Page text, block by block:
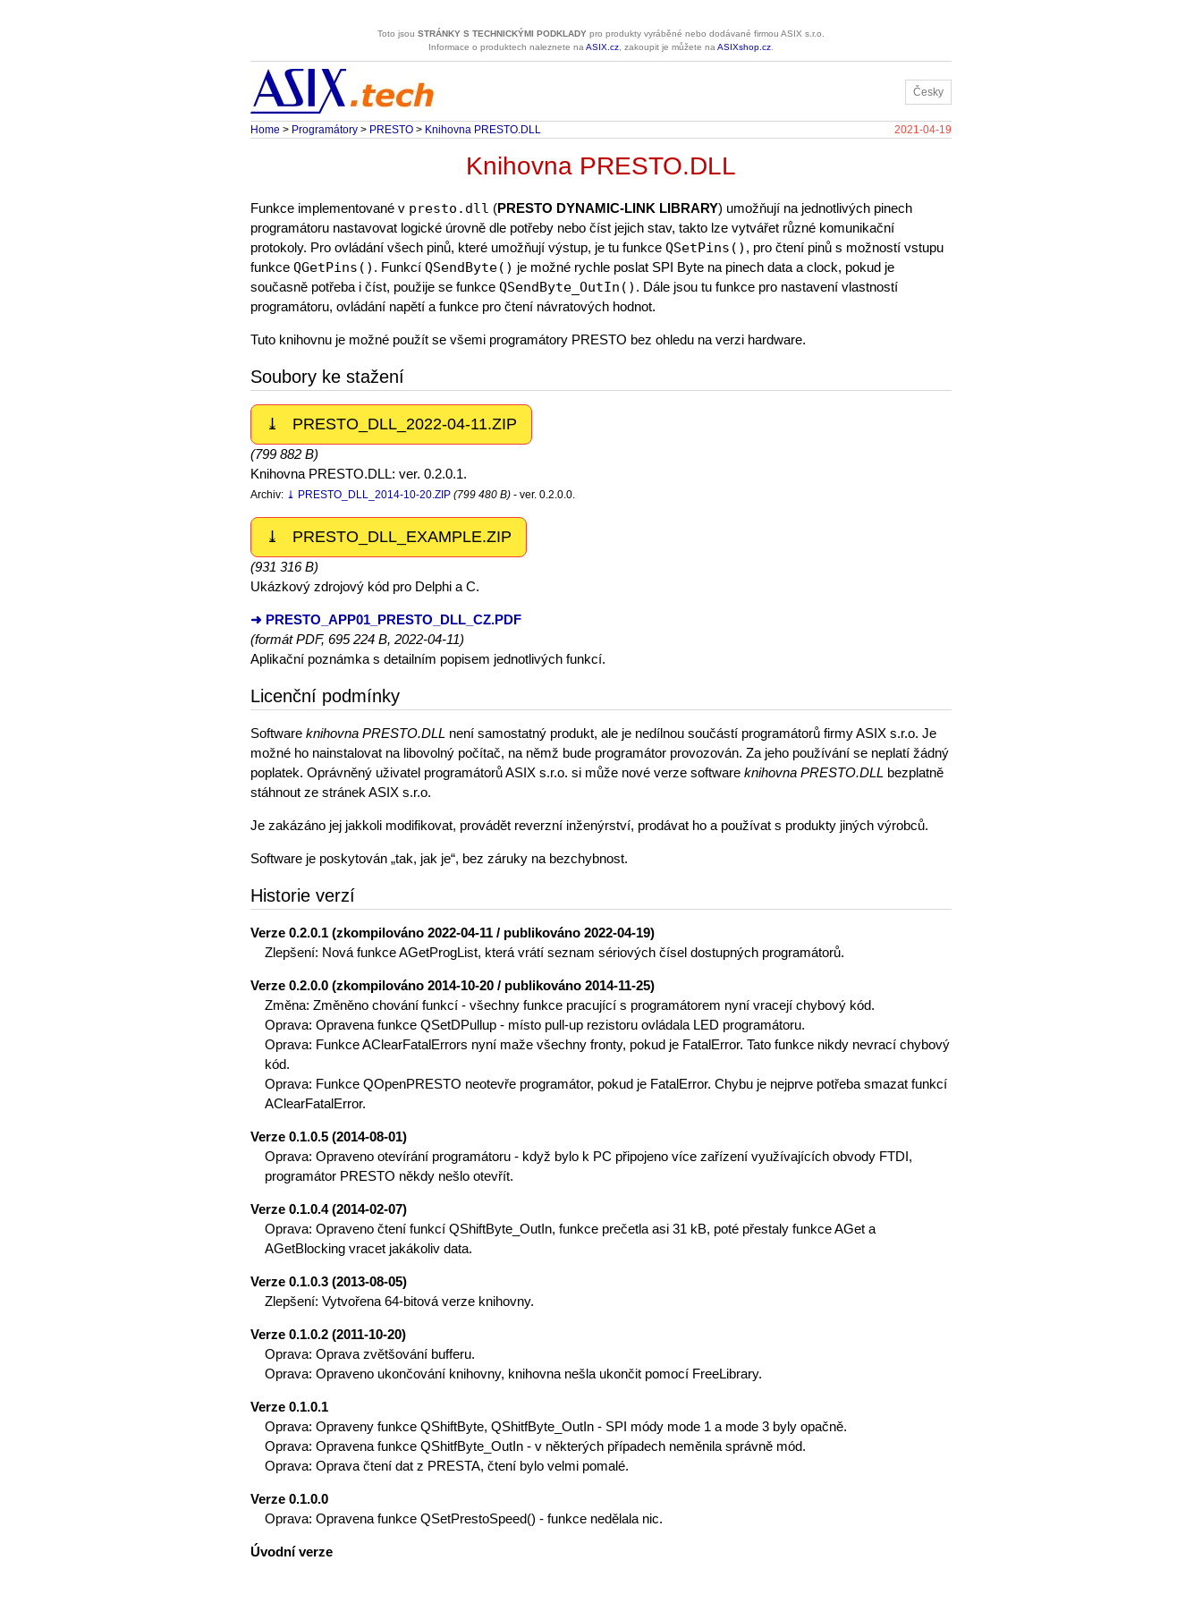
Toto jsou STRÁNKY S TECHNICKÝMI PODKLADY pro produkty vyráběné nebo dodávané firmou ASIX s.r.o.
Informace o produktech naleznete na ASIX.cz , zakoupit je můžete na ASIXshop.cz
Česky
Home > Programátory > PRESTO > Knihovna PRESTO.DLL 2021-04-19
Knihovna PRESTO.DLL
Funkce implementované v presto.dll (PRESTO DYNAMIC-LINK LIBRARY) umožňují na jednotlivých pinech
programátoru nastavovat logické úrovně dle potřeby nebo číst jejich stav, takto lze vytvářet různé komunikační
protokoly. Pro ovládání všech pinů, které umožňují výstup, je tu funkce QSetPins() , pro čtení pinů s možností vstupu
funkce QGetPins() . Funkcí QSendByte() je možné rychle poslat SPI Byte na pinech data a clock, pokud je
současně potřeba i číst, použije se funkce QSendByte_OutIn() . Dále jsou tu funkce pro nastavení vlastností
programátoru, ovládání napětí a funkce pro čtení návratových hodnot.
Tuto knihovnu je možné použít se všemi programátory PRESTO bez ohledu na verzi hardware.
Soubory ke stažení
⤓ PRESTO_DLL_2022-04-11.ZIP
(799 882 B)
Knihovna PRESTO.DLL: ver. 0.2.0.1.
Archiv: ⤓ PRESTO_DLL_2014-10-20.ZIP (799 480 B) - ver. 0.2.0.0.
⤓ PRESTO_DLL_EXAMPLE.ZIP
(931 316 B)
Ukázkový zdrojový kód pro Delphi a C.
➜ PRESTO_APP01_PRESTO_DLL_CZ.PDF
(formát PDF, 695 224 B, 2022-04-11)
Aplikační poznámka s detailním popisem jednotlivých funkcí.
Licenční podmínky
Software knihovna PRESTO.DLL není samostatný produkt, ale je nedílnou součástí programátorů firmy ASIX s.r.o. Je
možné ho nainstalovat na libovolný počítač, na němž bude programátor provozován. Za jeho používání se neplatí žádný
poplatek. Oprávněný uživatel programátorů ASIX s.r.o. si může nové verze software knihovna PRESTO.DLL bezplatně
stáhnout ze stránek ASIX s.r.o.
Je zakázáno jej jakkoli modifikovat, provádět reverzní inženýrství, prodávat ho a používat s produkty jiných výrobců.
Software je poskytován „tak, jak je“, bez záruky na bezchybnost.
Historie verzí
Verze 0.2.0.1 (zkompilováno 2022-04-11 / publikováno 2022-04-19)
Zlepšení: Nová funkce AGetProgList, která vrátí seznam sériových čísel dostupných programátorů.
Verze 0.2.0.0 (zkompilováno 2014-10-20 / publikováno 2014-11-25)
Změna: Změněno chování funkcí - všechny funkce pracující s programátorem nyní vracejí chybový kód.
Oprava: Opravena funkce QSetDPullup - místo pull-up rezistoru ovládala LED programátoru.
Oprava: Funkce AClearFatalErrors nyní maže všechny fronty, pokud je FatalError. Tato funkce nikdy nevrací chybový
kód.
Oprava: Funkce QOpenPRESTO neotevře programátor, pokud je FatalError. Chybu je nejprve potřeba smazat funkcí
AClearFatalError.
Verze 0.1.0.5 (2014-08-01)
Oprava: Opraveno otevírání programátoru - když bylo k PC připojeno více zařízení využívajících obvody FTDI,
programátor PRESTO někdy nešlo otevřít.
Verze 0.1.0.4 (2014-02-07)
Oprava: Opraveno čtení funkcí QShiftByte_OutIn, funkce prečetla asi 31 kB, poté přestaly funkce AGet a
AGetBlocking vracet jakákoliv data.
Verze 0.1.0.3 (2013-08-05)
Zlepšení: Vytvořena 64-bitová verze knihovny.
Verze 0.1.0.2 (2011-10-20)
Oprava: Oprava zvětšování bufferu.
Oprava: Opraveno ukončování knihovny, knihovna nešla ukončit pomocí FreeLibrary.
Verze 0.1.0.1
Oprava: Opraveny funkce QShiftByte, QShitfByte_OutIn - SPI módy mode 1 a mode 3 byly opačně.
Oprava: Opravena funkce QShitfByte_OutIn - v některých případech neměnila správně mód.
Oprava: Oprava čtení dat z PRESTA, čtení bylo velmi pomalé.
Verze 0.1.0.0
Oprava: Opravena funkce QSetPrestoSpeed() - funkce nedělala nic.
Úvodní verze